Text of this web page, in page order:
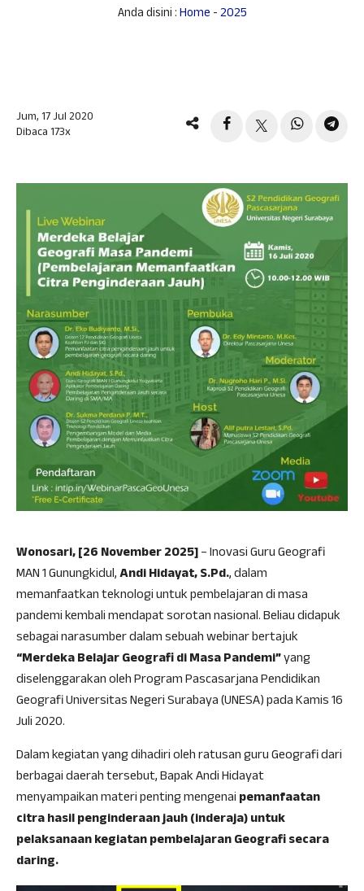
Anda disini :Home -2025
Jum, 17 Jul 2020
Dibaca 173x
Wonosari, [26 November 2025]– Inovasi Guru Geografi
MAN 1 Gunungkidul,Andi Hidayat, S.Pd., dalam
memanfaatkan teknologi untuk pembelajaran di masa
pandemi kembali mendapat sorotan nasional. Beliau didapuk
sebagai narasumber dalam sebuah webinar bertajuk
“Merdeka Belajar Geografi di Masa Pandemi”yang
diselenggarakan oleh Program Pascasarjana Pendidikan
Geografi Universitas Negeri Surabaya (UNESA) pada Kamis 16
Juli 2020.
Dalam kegiatan yang dihadiri oleh ratusan guru Geografi dari
berbagai daerah tersebut, Bapak Andi Hidayat
menyampaikan materi penting mengenaipemanfaatan
citra hasil penginderaan jauh (inderaja) untuk
pelaksanaan kegiatan pembelajaran Geografi secara
daring.